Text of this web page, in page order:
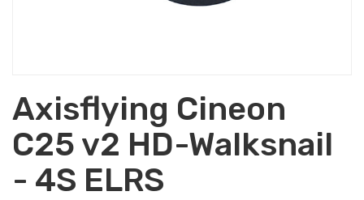
Axisflying Cineon
C25 v2 HD-Walksnail
- 4S ELRS